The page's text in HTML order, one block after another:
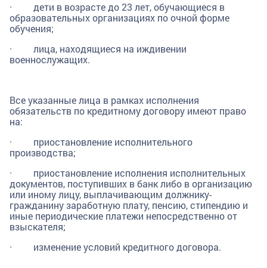
· дети в возрасте до 23 лет, обучающиеся в
образовательных организациях по очной форме
обучения;
· лица, находящиеся на иждивении
военнослужащих.
Все указанные лица в рамках исполнения
обязательств по кредитному договору имеют право
на:
· приостановление исполнительного
производства;
· приостановление исполнения исполнительных
документов, поступивших в банк либо в организацию
или иному лицу, выплачивающим должнику-
гражданину заработную плату, пенсию, стипендию и
иные периодические платежи непосредственно от
взыскателя;
· изменение условий кредитного договора.